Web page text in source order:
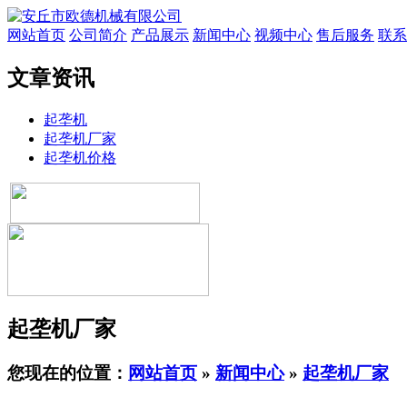
网站首页 公司简介 产品展示 新闻中心 视频中心 售后服务 联
文章资讯
起垄机
起垄机厂家
起垄机价格
起垄机厂家
您现在的位置： 网站首页 » 新闻中心» 起垄机厂家